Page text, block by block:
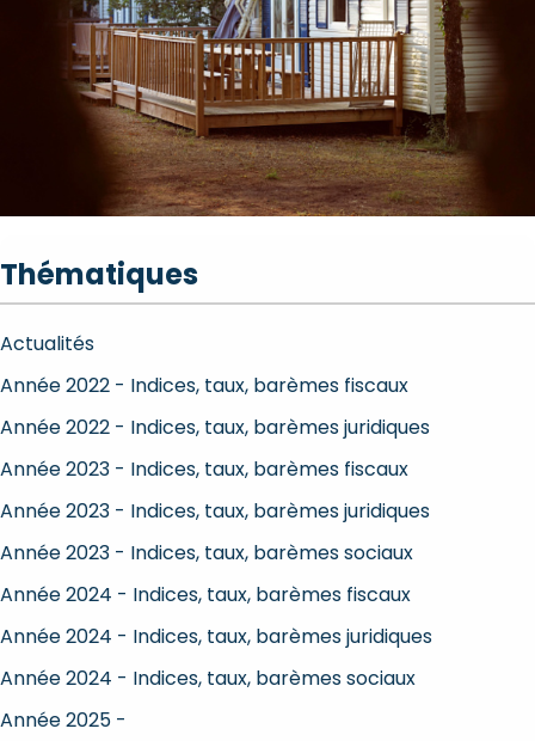
Thématiques
Actualités
Année 2022 - Indices, taux, barèmes fiscaux
Année 2022 - Indices, taux, barèmes juridiques
Année 2023 - Indices, taux, barèmes fiscaux
Année 2023 - Indices, taux, barèmes juridiques
Année 2023 - Indices, taux, barèmes sociaux
Année 2024 - Indices, taux, barèmes fiscaux
Année 2024 - Indices, taux, barèmes juridiques
Année 2024 - Indices, taux, barèmes sociaux
Année 2025 -